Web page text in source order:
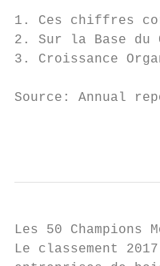
1. Ces chiffres
2. Sur la Base du
3. Croissance
Source: Annual
Les 50 Champions
Le classement